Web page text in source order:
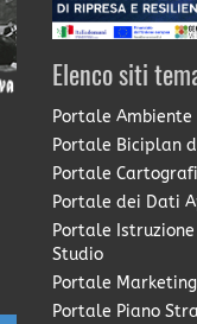
Elenco siti
Portale Ambiente
Portale Biciplan
Portale
Portale dei Dati
Portale
Studio
Portale
Portale Piano